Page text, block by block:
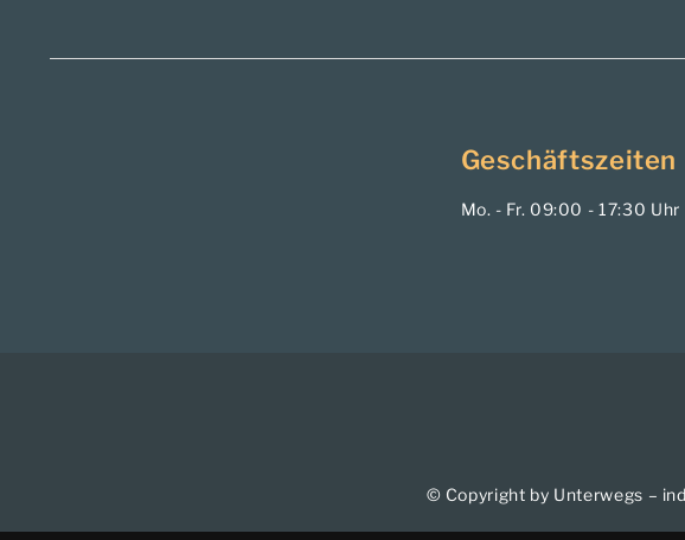
Geschäftszeiten
Mo. - Fr. 09:00 - 17:30 Uhr
© Copyright by Unterwegs –